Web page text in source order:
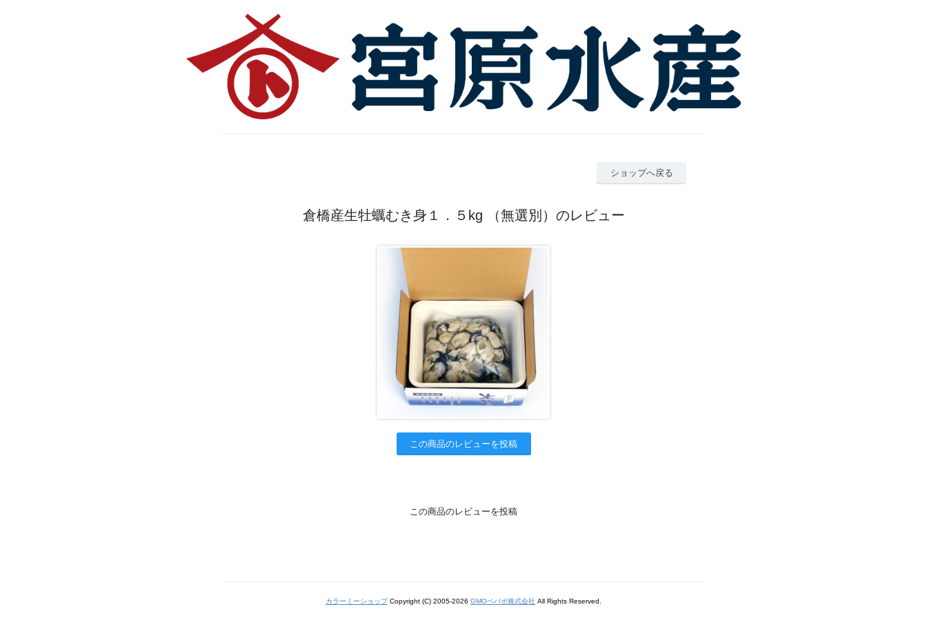
ショップへ戻る
倉橋産生牡蠣むき身１．５kg （無選別）のレビュー
この商品のレビューを投稿
この商品のレビューを投稿
カラーミーショップCopyright (C) 2005-2026 GMOペパボ株式会社 All Rights Reserved.